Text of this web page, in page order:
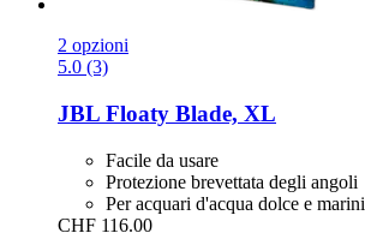
2 opzioni
5.0 (3)
JBL Floaty Blade, XL
Facile da usare
Protezione brevettata degli angoli
Per acquari d'acqua dolce e marini
CHF 116.00